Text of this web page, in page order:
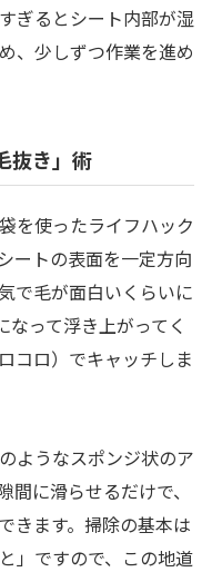
ぎるとシート内部が湿
、少しずつ作業を進め
抜き」術
を使ったライフハック
ートの表面を一定方向
で毛が面白いくらいに
なって浮き上がってく
コロ）でキャッチしま
ようなスポンジ状のア
に滑らせるだけで、
きます。掃除の基本は
」ですので、この地道